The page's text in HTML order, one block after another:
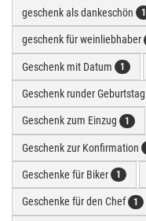
geschenk als dankeschön 1
geschenk für weinliebhaber
Geschenk mit Datum 1
Geschenk runder Geburtstag
Geschenk zum Einzug 1
Geschenk zur Konfirmation
Geschenke für Biker 1
Geschenke für den Chef 1